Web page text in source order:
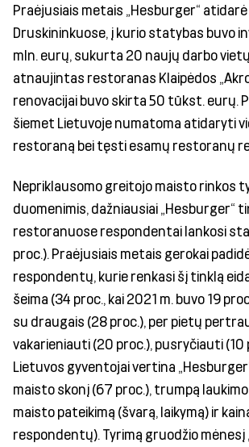
Praėjusiais metais „Hesburger“
Druskininkuose, į kurio statybas buvo
mln. eurų, sukurta 20 naujų darbo
atnaujintas restoranas Klaipėdos
renovacijai buvo skirta 50 tūkst. eurų.
šiemet Lietuvoje numatoma atidaryti
restoraną bei tęsti esamų restoranų
Nepriklausomo greitojo maisto rinkos
duomenimis, dažniausiai „Hesburger“
restoranuose respondentai lankosi
proc.). Praėjusiais metais gerokai
respondentų, kurie renkasi šį tinklą
šeima (34 proc., kai 2021 m. buvo 19
su draugais (28 proc.), per pietų
vakarieniauti (20 proc.), pusryčiauti (10
Lietuvos gyventojai vertina
maisto skonį (67 proc.), trumpą
maisto pateikimą (švarą, laikymą) ir
respondentų). Tyrimą gruodžio mėnesį